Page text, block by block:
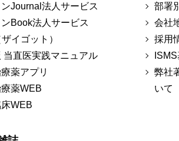
Journal法人サービス
Book法人サービス
イゴット）
当直医実践マニュアル
薬アプリ
薬WEB
WEB
部署
会社
採用
弊社
いて